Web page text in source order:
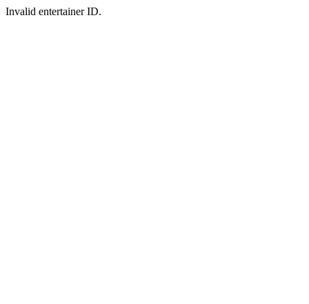
Invalid entertainer ID.